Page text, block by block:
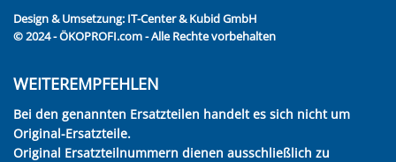
Design & Umsetzung: IT-Center & Kubid GmbH
© 2024 - ÖKOPROFI.com - Alle Rechte vorbehalten
WEITEREMPFEHLEN
Bei den genannten Ersatzteilen handelt es sich nicht um
Original-Ersatzteile.
Original Ersatzteilnummern dienen ausschließlich zu